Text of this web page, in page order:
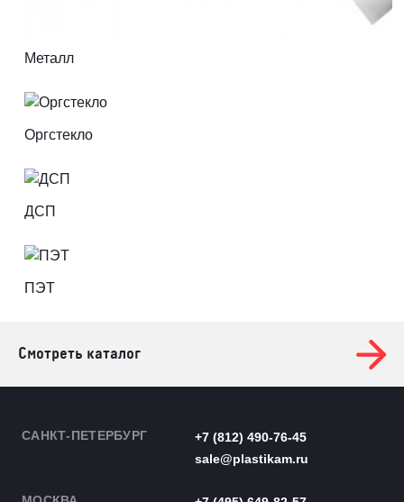
Металл
Оргстекло
ДСП
ПЭТ
Смотреть каталог
САНКТ-ПЕТЕРБУРГ
+7 (812) 490-76-45
sale@plastikam.ru